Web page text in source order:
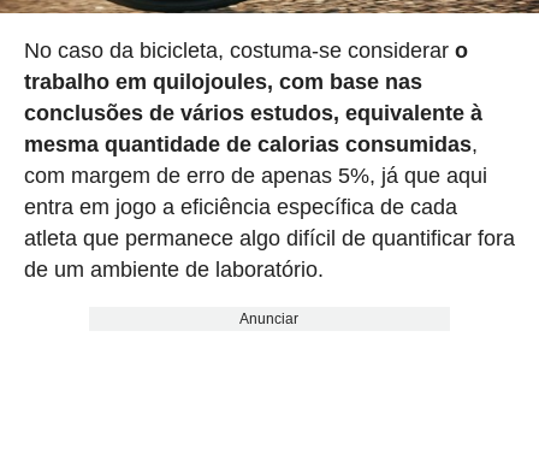
No caso da bicicleta, costuma-se considerar o
trabalho em quilojoules, com base nas
conclusões de vários estudos, equivalente à
mesma quantidade de calorias consumidas,
com margem de erro de apenas 5%, já que aqui
entra em jogo a eficiência específica de cada
atleta que permanece algo difícil de quantificar fora
de um ambiente de laboratório.
Anunciar